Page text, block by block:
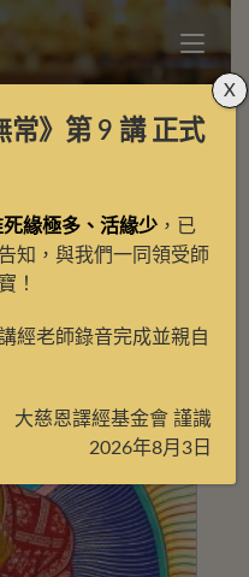
法唐卡
法唐卡 > 第2頁
常》第 9 講正式
死緣極多、活緣少 ，已
知，與我們一同領受師
！
經老師錄音完成並親自
大慈恩譯經基金會 謹識
2026年8月3日
X